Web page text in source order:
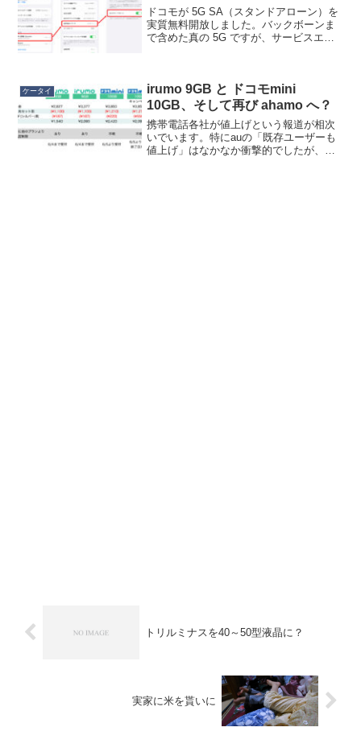
ドコモが 5G SA（スタンドアローン）を
実質無料開放しました。バックボーンま
で含めた真の 5G ですが、サービスエリ
ら将来有料化す...
ケータイ
irumo 9GB と ドコモmini
10GB、そして再び ahamo へ？
携帯電話各社が値上げという報道が相次
いでいます。特にauの「既存ユーザーも
値上げ」はなかなか衝撃的でしたが、ド
トリルミナスを40～50型液晶に？
実家に米を貰いに